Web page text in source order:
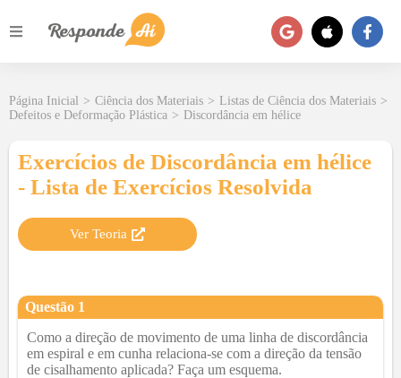
Página Inicial > Ciência dos Materiais > Listas de Ciência dos Materiais >
Defeitos e Deformação Plástica > Discordância em hélice
Exercícios de Discordância em hélice
- Lista de Exercícios Resolvida
Ver Teoria
Questão 1
Como a direção de movimento de uma linha de discordância
em espiral e em cunha relaciona-se com a direção da tensão
de cisalhamento aplicada? Faça um esquema.